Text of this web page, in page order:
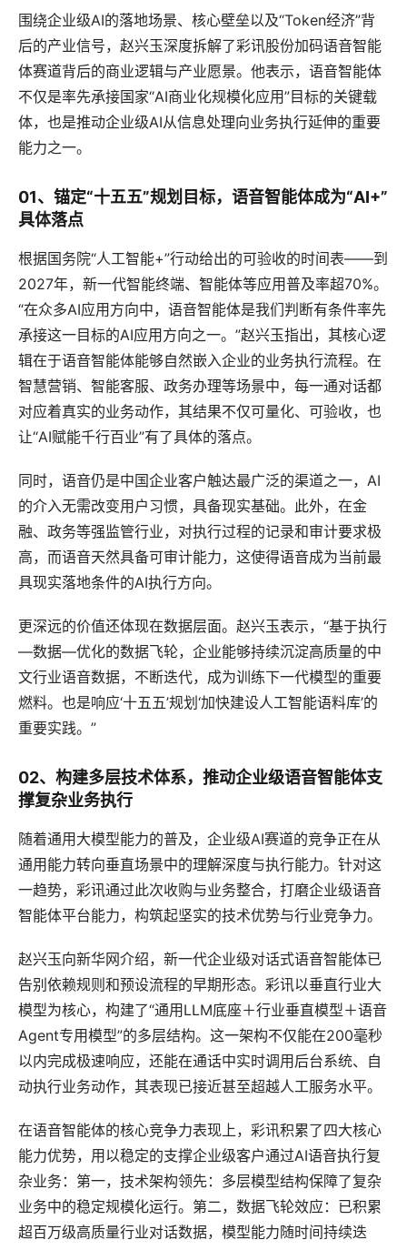
围绕企业级AI的落地场景、核心壁垒以及“Token经济”背
后的产业信号，赵兴玉深度拆解了彩讯股份加码语音智能
体赛道背后的商业逻辑与产业愿景。他表示，语音智能体
不仅是率先承接国家“AI商业化规模化应用”目标的关键载
体，也是推动企业级AI从信息处理向业务执行延伸的重要
能力之一。
01、锚定“十五五”规划目标，语音智能体成为“AI+”
具体落点
根据国务院“人工智能+”行动给出的可验收的时间表——到
2027年，新一代智能终端、智能体等应用普及率超70%。
“在众多AI应用方向中，语音智能体是我们判断有条件率先
承接这一目标的AI应用方向之一。”赵兴玉指出，其核心逻
辑在于语音智能体能够自然嵌入企业的业务执行流程。在
智慧营销、智能客服、政务办理等场景中，每一通对话都
对应着真实的业务动作，其结果不仅可量化、可验收，也
让“AI赋能千行百业”有了具体的落点。
同时，语音仍是中国企业客户触达最广泛的渠道之一，AI
的介入无需改变用户习惯，具备现实基础。此外，在金
融、政务等强监管行业，对执行过程的记录和审计要求极
高，而语音天然具备可审计能力，这使得语音成为当前最
具现实落地条件的AI执行方向。
更深远的价值还体现在数据层面。赵兴玉表示，“基于执行
—数据—优化的数据飞轮，企业能够持续沉淀高质量的中
文行业语音数据，不断迭代，成为训练下一代模型的重要
燃料。也是响应‘十五五’规划‘加快建设人工智能语料库’的
重要实践。”
02、构建多层技术体系，推动企业级语音智能体支
撑复杂业务执行
随着通用大模型能力的普及，企业级AI赛道的竞争正在从
通用能力转向垂直场景中的理解深度与执行能力。针对这
一趋势，彩讯通过此次收购与业务整合，打磨企业级语音
智能体平台能力，构筑起坚实的技术优势与行业竞争力。
赵兴玉向新华网介绍，新一代企业级对话式语音智能体已
告别依赖规则和预设流程的早期形态。彩讯以垂直行业大
模型为核心，构建了“通用LLM底座＋行业垂直模型＋语音
Agent专用模型”的多层结构。这一架构不仅能在200毫秒
以内完成极速响应，还能在通话中实时调用后台系统、自
动执行业务动作，其表现已接近甚至超越人工服务水平。
在语音智能体的核心竞争力表现上，彩讯积累了四大核心
能力优势，用以稳定的支撑企业级客户通过AI语音执行复
杂业务：第一，技术架构领先：多层模型结构保障了复杂
业务中的稳定规模化运行。第二，数据飞轮效应：已积累
超百万级高质量行业对话数据，模型能力随时间持续迭